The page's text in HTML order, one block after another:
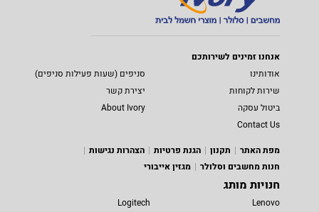
אנחנו זמינים לשירותכם
אודותינו
סניפים (שעות פעילות סניפים)
שירות לקוחות
יצירת קשר
ביטול עסקה
About Ivory
Contact Us
מפת האתר
תקנון הגנת פרטיות
הצהרות נגישות
חנות מחשבים וסלולר
מגזין אייבורי
חנויות מותג
Lenovo
Logitech